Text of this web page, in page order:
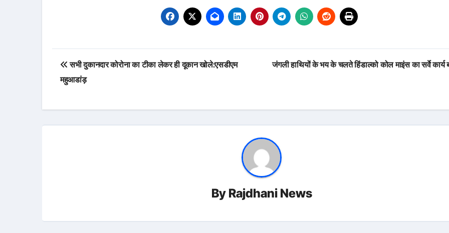
Post
navigation
सभी दुकानदार कोरोना का टीका लेकर ही दूकान खोले:एसडीएम
महुआडांड़
जंगली हाथियों के भय के चलते हिंडाल्को कोल माइंस का सर्वे कार्य
By Rajdhani News